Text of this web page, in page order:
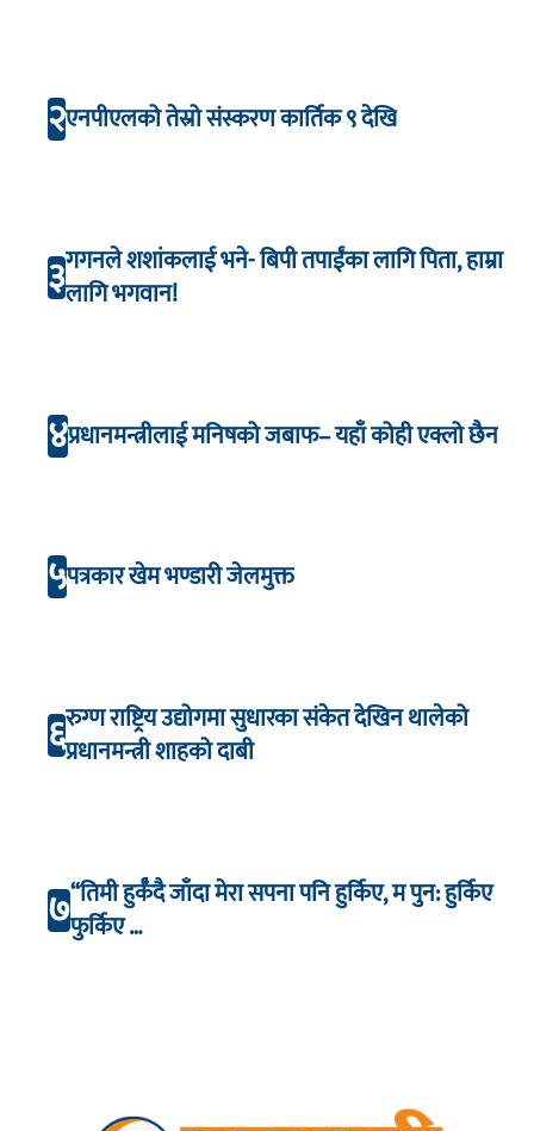
२एनपीएलको तेस्रो संस्करण कार्तिक ९ देखि
३गगनले शशांकलाई भने- बिपी तपाईंका लागि पिता, हाम्रा
लागि भगवान!
४प्रधानमन्त्रीलाई मनिषको जबाफ– यहाँ कोही एक्लो छैन
५पत्रकार खेम भण्डारी जेलमुक्त
६रुग्ण राष्ट्रिय उद्योगमा सुधारका संकेत देखिन थालेको
प्रधानमन्त्री शाहको दाबी
७“तिमी हुर्कँदै जाँदा मेरा सपना पनि हुर्किए, म पुन: हुर्किए
फुर्किए …